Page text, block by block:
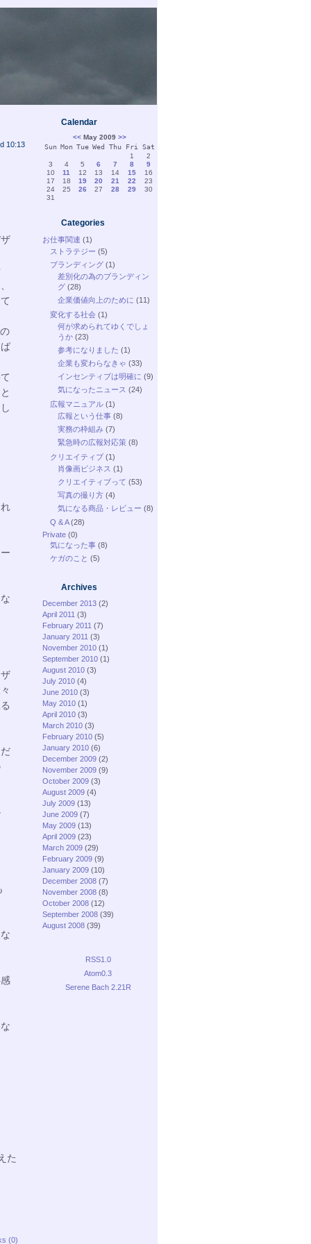
10:13
た
(0)
Calendar
<< May 2009 >>
Sun Mon Tue Wed Thu Fri
Sat
1
2
3
4 5 6 7 8
9
10
11 12 13 14 15
16
17
18 19 20 21 22
23
24
25 26 27 28 29
30
31
Categories
お仕事関連 (1)
ストラテジー (5)
ブランディング (1)
差別化の為のブランディン
グ (28)
企業価値向上のために (11)
変化する社会 (1)
何が求められてゆくでしょ
うか (23)
参考になりました (1)
企業も変わらなきゃ (33)
インセンティブは明確に (9)
気になったニュース (24)
広報マニュアル (1)
広報という仕事 (8)
実務の枠組み (7)
緊急時の広報対応策 (8)
クリエイティブ (1)
肖像画ビジネス (1)
クリエイティブって (53)
写真の撮り方 (4)
気になる商品・レビュー (8)
Q & A(28)
Private (0)
気になった事 (8)
ケガのこと (5)
Archives
December 2013 (2)
April 2011 (3)
February 2011 (7)
January 2011 (3)
November 2010 (1)
September 2010 (1)
August 2010 (3)
July 2010 (4)
June 2010 (3)
May 2010 (1)
April 2010 (3)
March 2010 (3)
February 2010 (5)
January 2010 (6)
December 2009 (2)
November 2009 (9)
October 2009 (3)
August 2009 (4)
July 2009 (13)
June 2009 (7)
May 2009 (13)
April 2009 (23)
March 2009 (29)
February 2009 (9)
January 2009 (10)
December 2008 (7)
November 2008 (8)
October 2008 (12)
September 2008 (39)
August 2008 (39)
RSS1.0
Atom0.3
Serene Bach 2.21R